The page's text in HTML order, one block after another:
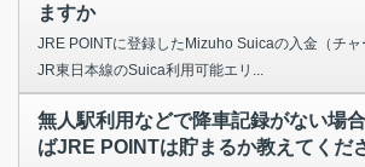
ますか
JRE POINTに登録したMizuho Suicaの入金（チャ
JR東日本線のSuica利用可能エリ...
無人駅利用などで降車記録がない場
ばJRE POINTは貯まるか教えてくだ